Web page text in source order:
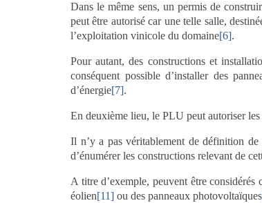
Dans le même sens, un permis de
peut être autorisé car une telle salle,
l’exploitation vinicole du domaine[6].
Pour autant, des constructions et
conséquent possible d’installer des
d’énergie[7].
En deuxième lieu, le PLU peut autoriser
Il n’y a pas véritablement de définition
d’énumérer les constructions relevant de
A titre d’exemple, peuvent être
éolien[11] ou des panneaux photovoltaïques